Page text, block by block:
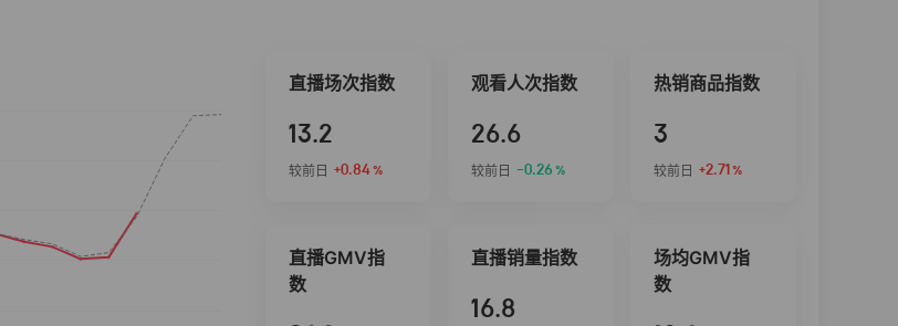
直播场次指数
13.2
较前日 +0.84%
观看人次指数
26.6
较前日 -0.26 %
热销商品指数
3
较前日 +2.71 %
直播GMV指
数
直播销量指数
16.8
场均GMV指
数